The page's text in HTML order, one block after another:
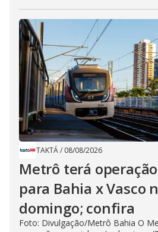
TAKTÁ/ 08/08/2026
Metrô terá
para Bahia x Vasco
domingo; confira
Foto: Divulgação/Metrô Bahia O